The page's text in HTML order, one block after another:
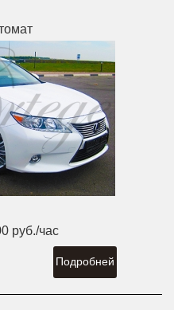
руб./час
Подробней